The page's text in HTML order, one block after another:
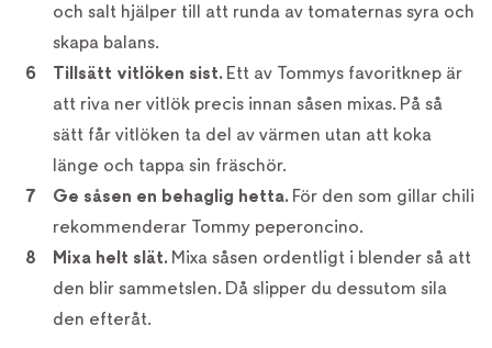
och salt hjälper till att runda av tomaternas syra och
skapa balans.
Tillsätt vitlöken sist. Ett av Tommys favoritknep är
att riva ner vitlök precis innan såsen mixas. På så
sätt får vitlöken ta del av värmen utan att koka
länge och tappa sin fräschör.
Ge såsen en behaglig hetta. För den som gillar chili
rekommenderar Tommy peperoncino.
Mixa helt slät. Mixa såsen ordentligt i blender så att
den blir sammetslen. Då slipper du dessutom sila
den efteråt.